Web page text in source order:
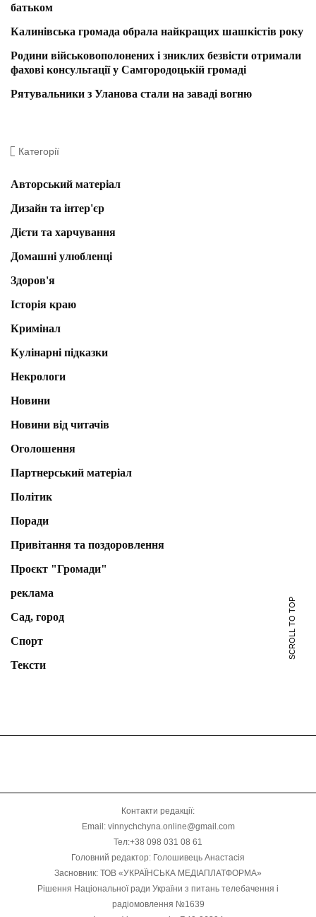
батьком
Калинівська громада обрала найкращих шашкістів року
Родини військовополонених і зниклих безвісти отримали
фахові консультації у Самгородоцькій громаді
Рятувальники з Уланова стали на заваді вогню
Категорії
Авторський матеріал
Дизайн та інтер'єр
Дієти та харчування
Домашні улюбленці
Здоров'я
Історія краю
Кримінал
Кулінарні підказки
Некрологи
Новини
Новини від читачів
Оголошення
Партнерський матеріал
Політик
Поради
Привітання та поздоровлення
Проєкт "Громади"
реклама
Сад, город
Спорт
Тексти
SCROLL TO TOP
Контакти редакції:
Email: vinnychchyna.online@gmail.com
Тел:+38 098 031 08 61
Головний редактор: Голошивець Анастасія
Засновник: ТОВ «УКРАЇНСЬКА МЕДІАПЛАТФОРМА»
Рішення Національної ради України з питань телебачення і
радіомовлення №1639